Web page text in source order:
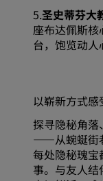
5.圣史蒂芬大
座布达佩斯
台，饱览动人
以崭新方式
探寻隐秘角
——从蜿蜒街
每处隐秘瑰
事。与友人